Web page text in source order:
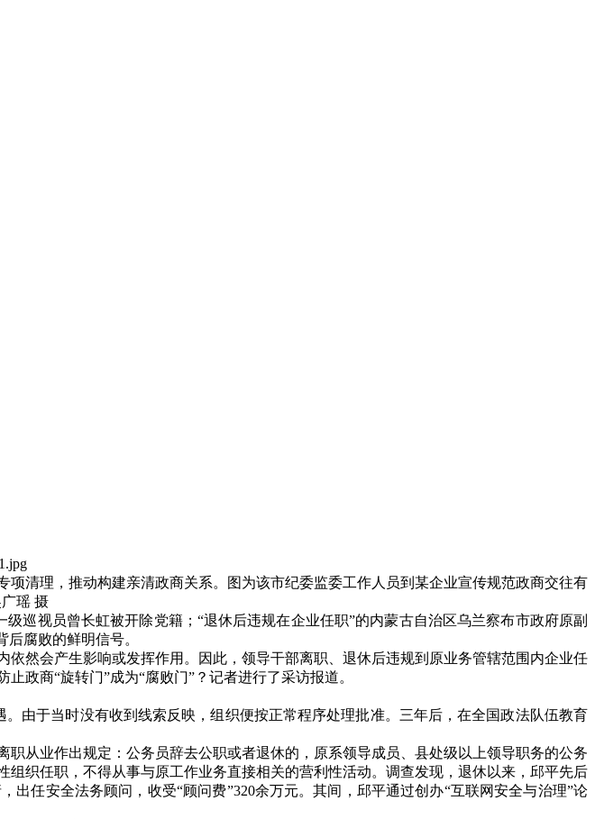
清理，推动构建亲清政商关系。图为该市纪委监委工作人员到某企业宣传规范政商交往有
瑶 摄
巡视员曾长虹被开除党籍； “退休后违规在企业任职”的内蒙古自治区乌兰察布市政府原副
后腐败的鲜明信号。
然会产生影响或发挥作用。因此，领导干部离职、退休后违规到原业务管辖范围内企业任
止政商“旋转门”成为“腐败门” ？记者进行了采访报道。
由于当时没有收到线索反映，组织便按正常程序处理批准。三年后，在全国政法队伍教育
从业作出规定：公务员辞去公职或者退休的，原系领导成员、县处级以上领导职务的公务
织任职，不得从事与原工作业务直接相关的营利性活动。调查发现，退休以来，邱平先后
出任安全法务顾问，收受“顾问费”320余万元。其间，邱平通过创办“互联网安全与治理”论